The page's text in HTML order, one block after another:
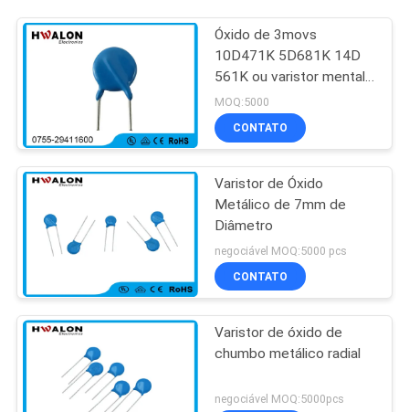
Óxido de 3movs
10D471K 5D681K 14D
561K ou varistor mental
de alta tensão do óxido
de zinco
MOQ:5000
CONTATO
Varistor de Óxido
Metálico de 7mm de
Diâmetro
negociável MOQ:5000 pcs
CONTATO
Varistor de óxido de
chumbo metálico radial
negociável MOQ:5000pcs